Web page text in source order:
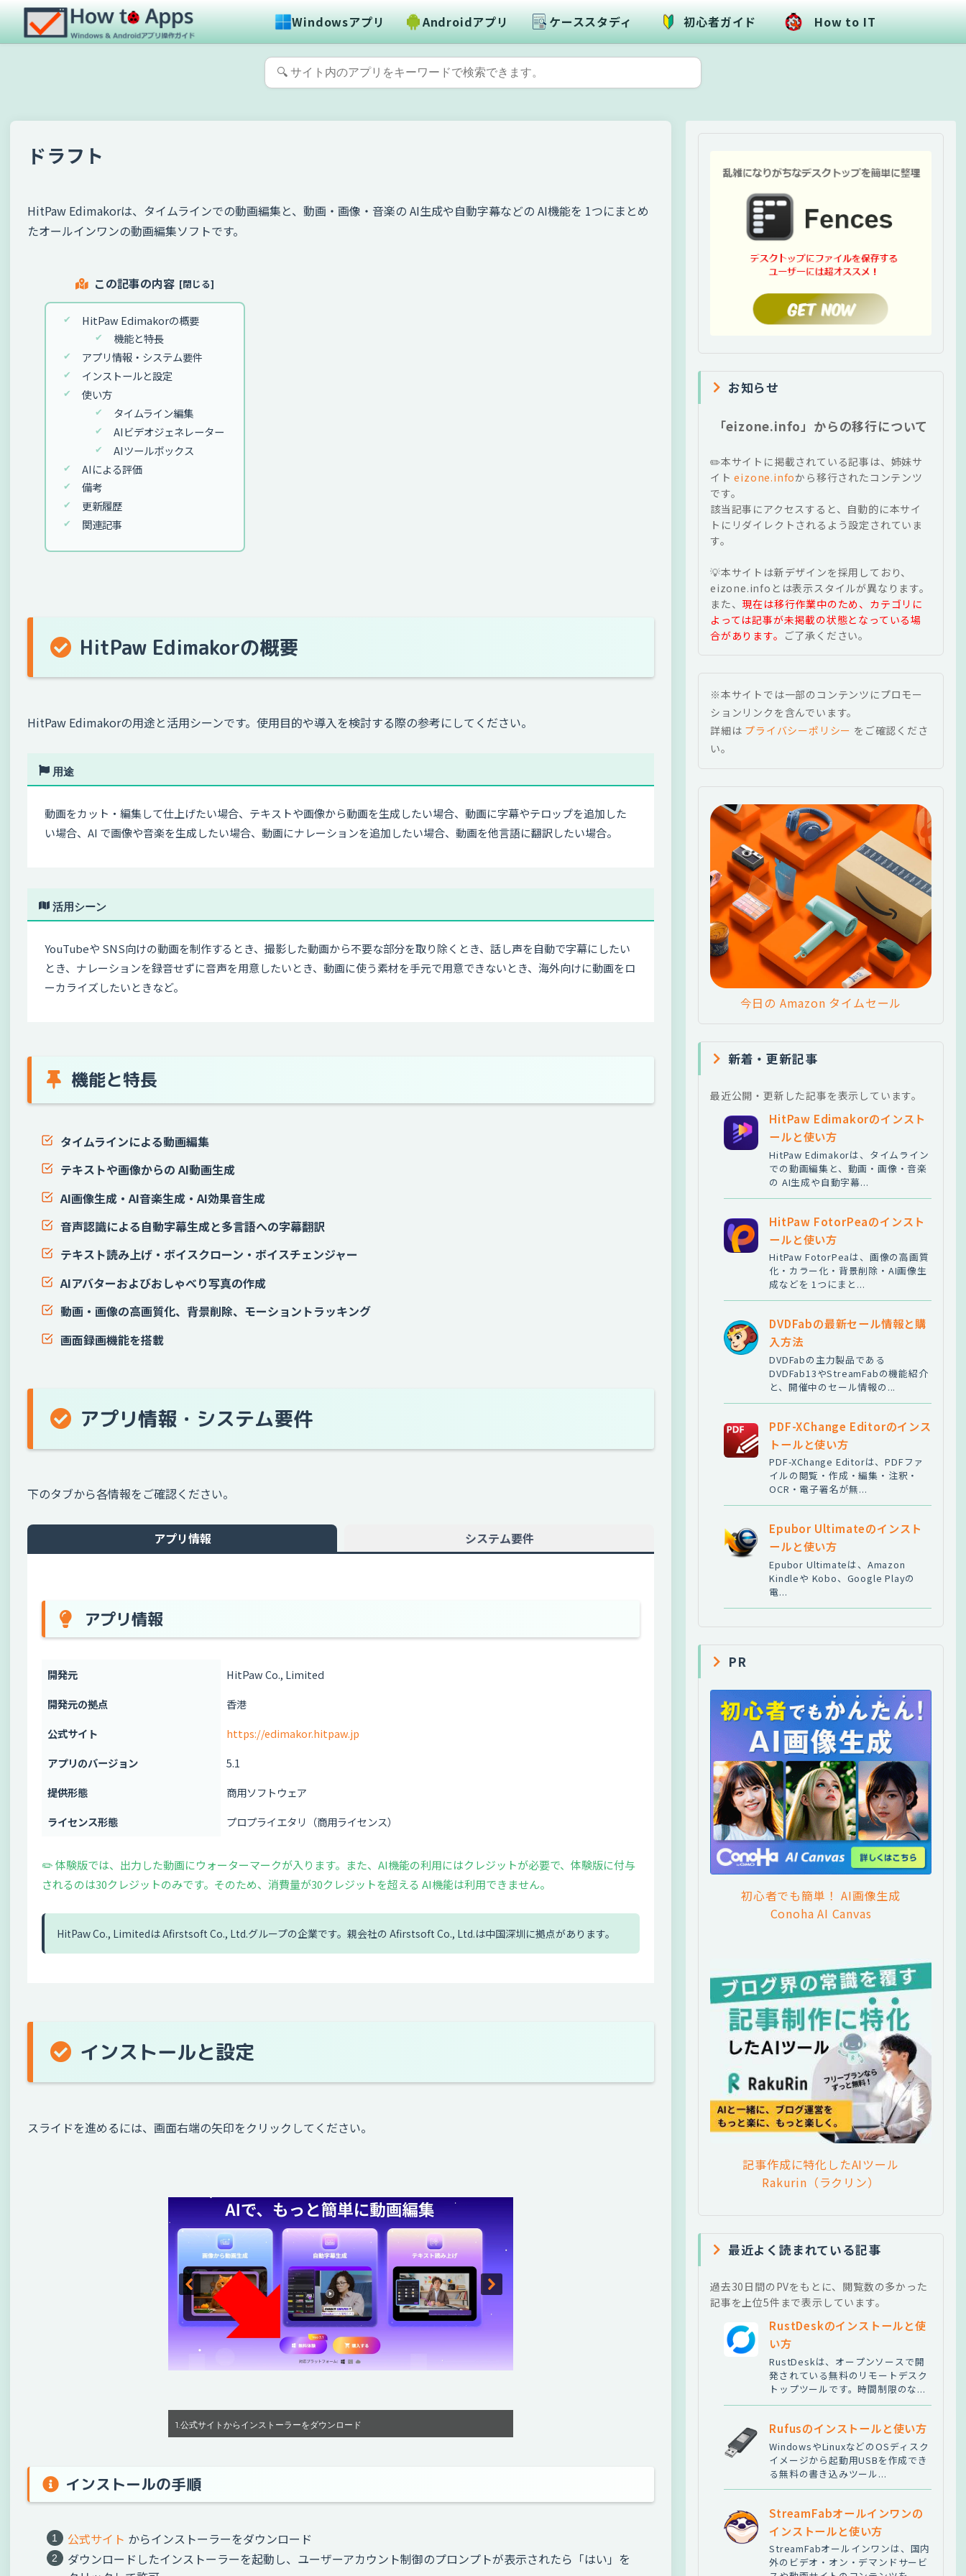
Windowsアプリ Androidアプリ ケーススタディ 初心者ガイド How to IT
ドラフト
HitPaw Edimakorは、タイムラインでの動画編集と、動画・画像・音楽の AI生成や自動字幕などの AI機能を 1つにまとめ
たオールインワンの動画編集ソフトです。
この記事の内容
HitPaw Edimakorの概要
機能と特長
アプリ情報・システム要件
インストールと設定
使い方
タイムライン編集
AIビデオジェネレーター
AIツールボックス
AIによる評価
備考
更新履歴
関連記事
HitPaw Edimakorの概要
HitPaw Edimakorの用途と活用シーンです。使用目的や導入を検討する際の参考にしてください。
用途
動画をカット・編集して仕上げたい場合、テキストや画像から動画を生成したい場合、動画に字幕やテロップを追加した
い場合、AI で画像や音楽を生成したい場合、動画にナレーションを追加したい場合、動画を他言語に翻訳したい場合。
活用シーン
YouTubeや SNS向けの動画を制作するとき、撮影した動画から不要な部分を取り除くとき、話し声を自動で字幕にしたい
とき、ナレーションを録音せずに音声を用意したいとき、動画に使う素材を手元で用意できないとき、海外向けに動画をロ
ーカライズしたいときなど。
機能と特長
タイムラインによる動画編集
テキストや画像からの AI動画生成
AI画像生成・AI音楽生成・AI効果音生成
音声認識による自動字幕生成と多言語への字幕翻訳
テキスト読み上げ・ボイスクローン・ボイスチェンジャー
AIアバターおよびおしゃべり写真の作成
動画・画像の高画質化、背景削除、モーショントラッキング
画面録画機能を搭載
アプリ情報・システム要件
下のタブから各情報をご確認ください。
アプリ情報 システム要件
アプリ情報
開発元
HitPaw Co., Limited
開発元の拠点
香港
公式サイト
https://edimakor.hitpaw.jp
アプリのバージョン
5.1
提供形態
商用ソフトウェア
ライセンス形態
プロプライエタリ（商用ライセンス）
✏️ 体験版では、出力した動画にウォーターマークが入ります。また、AI機能の利用にはクレジットが必要で、体験版に付与
されるのは30クレジットのみです。そのため、消費量が30クレジットを超える AI機能は利用できません。
HitPaw Co., Limitedは Afirstsoft Co., Ltd.グループの企業です。親会社の Afirstsoft Co., Ltd.は中国深圳に拠点があります。
インストールと設定
スライドを進めるには、画面右端の矢印をクリックしてください。
1.公式サイトからインストーラーをダウンロード
インストールの手順
公式サイト からインストーラーをダウンロード
ダウンロードしたインストーラーを起動し、ユーザーアカウント制御のプロンプトが表示されたら「はい」を
お知らせ
「eizone.info」からの移行について
✏️本サイトに掲載されている記事は、姉妹サ
イト eizone.infoから移行されたコンテンツ
です。
該当記事にアクセスすると、自動的に本サイ
トにリダイレクトされるよう設定されていま
す。
💡本サイトは新デザインを採用しており、
eizone.infoとは表示スタイルが異なります。
また、 現在は移行作業中のため、カテゴリに
よっては記事が未掲載の状態となっている場
合があります。 ご了承ください。
※本サイトでは一部のコンテンツにプロモー
ションリンクを含んでいます。
詳細は プライバシーポリシー をご確認くださ
い。
今日の Amazon タイムセール
新着・更新記事
最近公開・更新した記事を表示しています。
HitPaw Edimakorのインスト
ールと使い方
HitPaw Edimakorは、タイムライン
での動画編集と、動画・画像・音楽
の AI生成や自動字幕...
HitPaw FotorPeaのインスト
ールと使い方
HitPaw FotorPeaは、画像の高画質
化・カラー化・背景削除・AI画像生
成などを 1つにまと...
DVDFabの最新セール情報と購
入方法
DVDFabの主力製品である
DVDFab13やStreamFabの機能紹介
と、開催中のセール情報の...
PDF-XChange Editorのインス
トールと使い方
PDF-XChange Editorは、PDFファ
イルの閲覧・作成・編集・注釈・
OCR・電子署名が無...
Epubor Ultimateのインスト
ールと使い方
Epubor Ultimateは、Amazon
Kindleや Kobo、Google Playの
電...
PR
初心者でも簡単！ AI画像生成
Conoha AI Canvas
記事作成に特化したAIツール
Rakurin（ラクリン）
最近よく読まれている記事
過去30日間のPVをもとに、閲覧数の多かった
記事を上位5件まで表示しています。
RustDeskのインストールと使
い方
RustDeskは、オープンソースで開
発されている無料のリモートデスク
トップツールです。時間制限のな...
Rufusのインストールと使い方
WindowsやLinuxなどのOSディスク
イメージから起動用USBを作成でき
る無料の書き込みツール...
StreamFabオールインワンの
インストールと使い方
StreamFabオールインワンは、国内
外のビデオ・オン・デマンドサービ